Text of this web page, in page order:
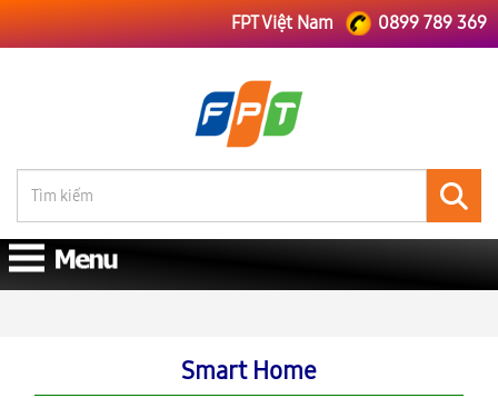
FPT Việt Nam 0899 789 369
Smart Home